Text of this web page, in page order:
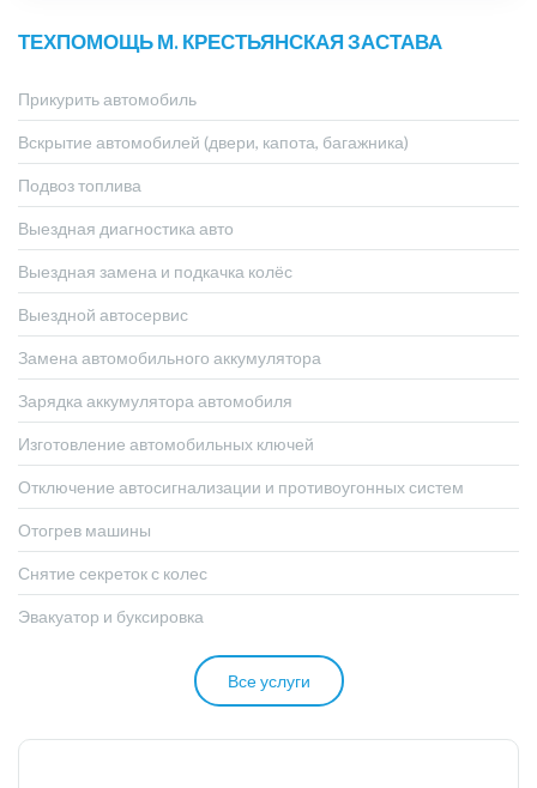
ТЕХПОМОЩЬ М. КРЕСТЬЯНСКАЯ ЗАСТАВА
Прикурить автомобиль
Вскрытие автомобилей (двери, капота, багажника)
Подвоз топлива
Выездная диагностика авто
Выездная замена и подкачка колёс
Выездной автосервис
Замена автомобильного аккумулятора
Зарядка аккумулятора автомобиля
Изготовление автомобильных ключей
Отключение автосигнализации и противоугонных систем
Отогрев машины
Снятие секреток с колес
Эвакуатор и буксировка
Все услуги